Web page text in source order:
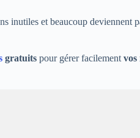
inutiles et beaucoup deviennent
gratuits pour gérer facilement vos